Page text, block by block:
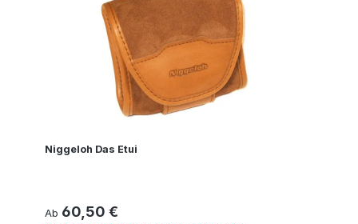
Niggeloh Das Etui
Regulärer Preis:
Ab 60,50 €